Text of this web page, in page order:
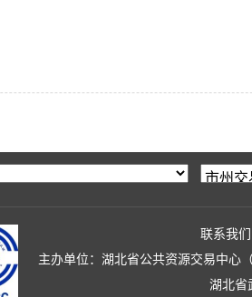
联系我们
主办单位：湖北省公共资源交易中心
湖北省